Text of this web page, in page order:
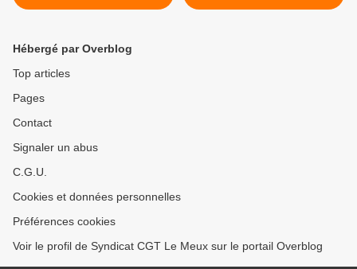
Hébergé par Overblog
Top articles
Pages
Contact
Signaler un abus
C.G.U.
Cookies et données personnelles
Préférences cookies
Voir le profil de Syndicat CGT Le Meux sur le portail Overblog